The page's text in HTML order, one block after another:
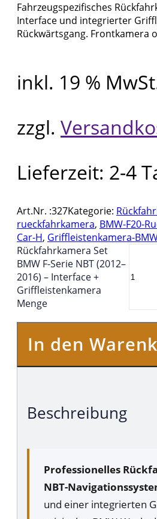
Fahrzeugspezifisches
Interface und integrierter
Rückwärtsgang. Frontkamera
inkl. 19 %
zzgl.
Lieferzeit: 2-4
Art.Nr. :327Kategorie:
rueckfahrkamera, BMW-F20-
Car-H, Griffleistenkamera-
Rückfahrkamera Set
BMW F-Serie NBT (2012–
2016) – Interface +
Griffleistenkamera
Menge
In den
Beschreibung
Professionelles
NBT-
und einer integrierten